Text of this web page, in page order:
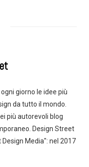
giorno le idee più
da tutto il mondo.
più autorevoli blog
Design Street
Media": nel 2017